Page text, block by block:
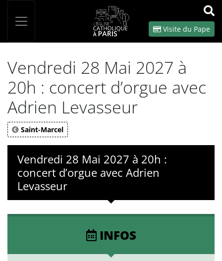
OK
Visite du Pape
Vendredi 28 Mai 2027 à
20h : concert d’orgue avec
Adrien Levasseur
Saint-Marcel
Vendredi 28 Mai 2027 à 20h :
concert d’orgue avec Adrien
Levasseur
INFOS
Panneau de gestion des cookies